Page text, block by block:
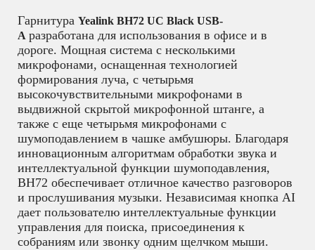
Гарнитура Yealink BH72 UC Black USB-
A разработана для использования в офисе и в
дороге. Мощная система с несколькими
микрофонами, оснащенная технологией
формирования луча, с четырьмя
высокочувствительными микрофонами в
выдвижной скрытой микрофонной штанге, а
также с еще четырьмя микрофонами с
шумоподавлением в чашке амбушюры. Благодаря
инновационным алгоритмам обработки звука и
интеллектуальной функции шумоподавления,
BH72 обеспечивает отличное качество разговоров
и прослушивания музыки. Независимая кнопка AI
дает пользователю интеллектуальные функции
управления для поиска, присоединения к
собраниям или звонку одним щелчком мыши.